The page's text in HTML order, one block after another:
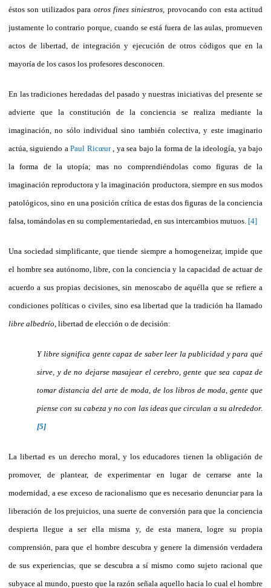
éstos son utilizados para otros fines siniestros , provocando con esta actitud
justamente lo contrario porque, cuando se está fuera de las aulas, promueven
actos de libertad, de integración y ejecución de otros códigos que en la
mayoría de los casos los profesores desconocen.
En las tradiciones heredadas del pasado y nuestras iniciativas del presente se
advierte que la constitución de la conciencia se realiza mediante la
imaginación, no sólo individual sino también colectiva, y este imaginario
actúa, siguiendo aPaul Ricœur, ya sea bajo la forma de la ideología, ya bajo
la forma de la utopía; mas no comprendiéndolas como figuras de la
imaginación reproductora y la imaginación productora, siempre en sus modos
patológicos, sino en una posición crítica de estas dos figuras de la conciencia
falsa, tomándolas en su complementariedad, en sus intercambios mutuos. [4]
Una sociedad simplificante, que tiende siempre a homogeneizar, impide que
el hombre sea autónomo, libre, con la conciencia y la capacidad de actuar de
acuerdo a sus propias decisiones, sin menoscabo de aquélla que se refiere a
condiciones políticas o civiles, sino esa libertad que la tradición ha llamado
libre albedrío , libertad de elección o de decisión:
Y libre significa gente capaz de saber leer la publicidad y para qué
sirve, y de no dejarse masajear el cerebro, gente que sea capaz de
tomar distancia del arte de moda, de los libros de moda, gente que
piense con su cabeza y no con las ideas que circulan a su alrededor.
[5]
La libertad es un derecho moral, y los educadores tienen la obligación de
promover, de plantear, de experimentar en lugar de cerrarse ante la
modernidad, a ese exceso de racionalismo que es necesario denunciar para la
liberación de los prejuicios, una suerte de conversión para que la conciencia
despierta llegue a ser ella misma y, de esta manera, logre su propia
comprensión, para que el hombre descubra y genere la dimensión verdadera
de sus experiencias, que se descubra a sí mismo como sujeto racional que
subyace al mundo, puesto que la razón señala aquello hacia lo cual el hombre